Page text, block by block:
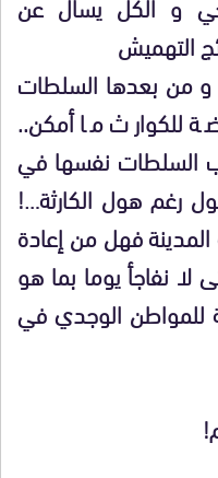
التهميش
و من بعدها السلطات
للكوارث ما أمكن..
السلطات نفسها في
رغم هول الكارثة…!
فهل من إعادة
نفاجأ يوما بما هو
الوجدي في